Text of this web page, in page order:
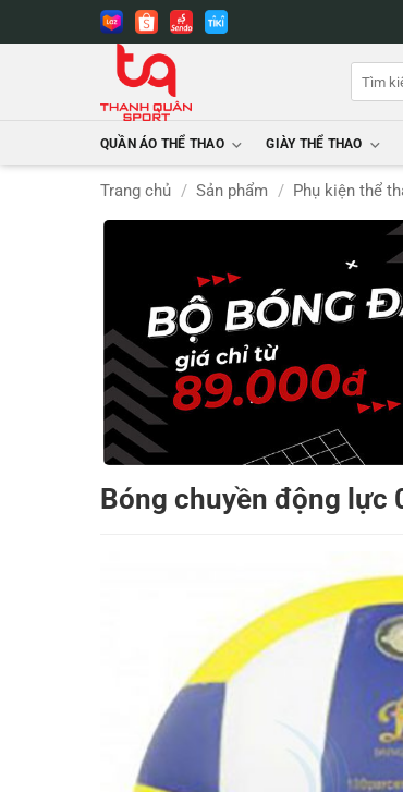
Tìm
QUẦN ÁO THỂ THAO GIÀY THỂ THAO
Trang chủ / Sản phẩm / Phụ kiện thể
Bóng chuyền động lực